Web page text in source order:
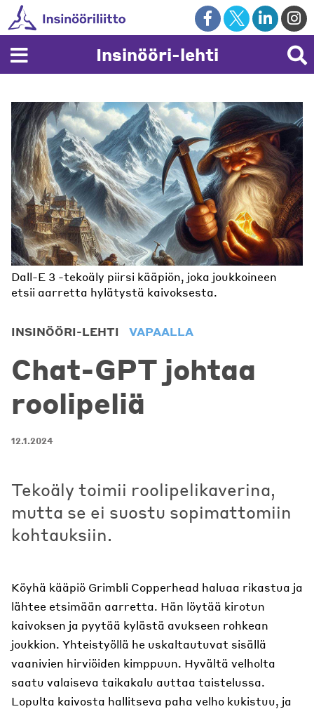
Skip
to
content
Insinööri-lehti
Dall-E 3 -tekoäly piirsi kääpiön, joka joukkoineen
etsii aarretta hylätystä kaivoksesta.
INSINÖÖRI-LEHTI VAPAALLA
Chat-GPT johtaa
roolipeliä
12.1.2024
Tekoäly toimii roolipelikaverina,
mutta se ei suostu sopimattomiin
kohtauksiin.
Köyhä kääpiö Grimbli Copperhead haluaa rikastua ja
lähtee etsimään aarretta. Hän löytää kirotun
kaivoksen ja pyytää kylästä avukseen rohkean
joukkion. Yhteistyöllä he uskaltautuvat sisällä
vaanivien hirviöiden kimppuun. Hyvältä velholta
saatu valaiseva taikakalu auttaa taistelussa.
Lopulta kaivosta hallitseva paha velho kukistuu, ja